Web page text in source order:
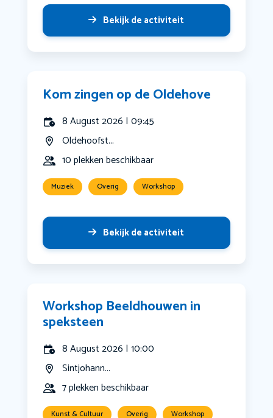
Bekijk de activiteit
Kom zingen op de Oldehove
8 August 2026 | 09:45
Oldehoofst...
10 plekken beschikbaar
Muziek Overig Workshop
Bekijk de activiteit
Workshop Beeldhouwen in
speksteen
8 August 2026 | 10:00
Sintjohann...
7 plekken beschikbaar
Kunst & Cultuur Overig Workshop